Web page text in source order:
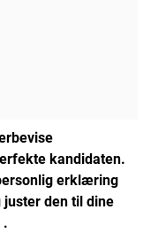
kandidaten.
erklæring
den til dine
.